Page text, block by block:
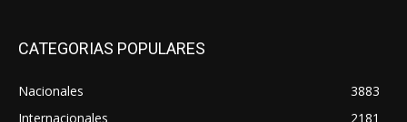
CATEGORIAS POPULARES
Nacionales
3883
Internacionales
2181